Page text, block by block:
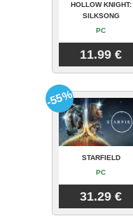
HOLLOW KNIGHT:
SILKSONG
PC
11.99 €
STARFIELD
PC
31.29 €
-55%